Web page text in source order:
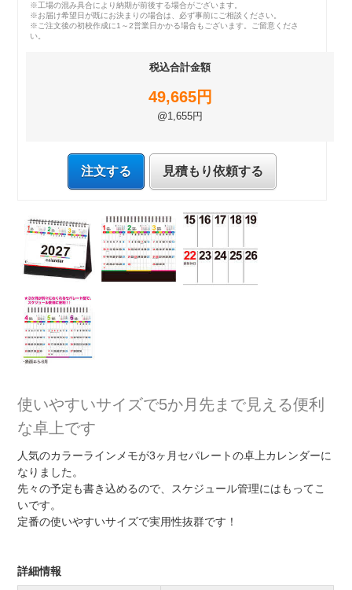
※工場の混み具合により納期が前後する場合がございます。
※お届け希望日が既にお決まりの場合は、必ず事前にご相談ください。
※ご注文後の初校作成に1～2営業日かかる場合もございます。ご留意くださ
い。
税込合計金額
49,665円
@1,655円
注文する 見積もり依頼する
使いやすいサイズで5か月先まで見える便利
な卓上です
人気のカラーラインメモが3ヶ月セパレートの卓上カレンダーに
なりました。
先々の予定も書き込めるので、スケジュール管理にはもってこ
いです。
定番の使いやすいサイズで実用性抜群です！
詳細情報